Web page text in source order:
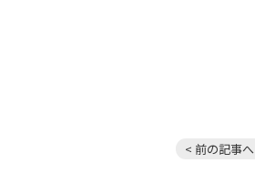
< 前の記事へ